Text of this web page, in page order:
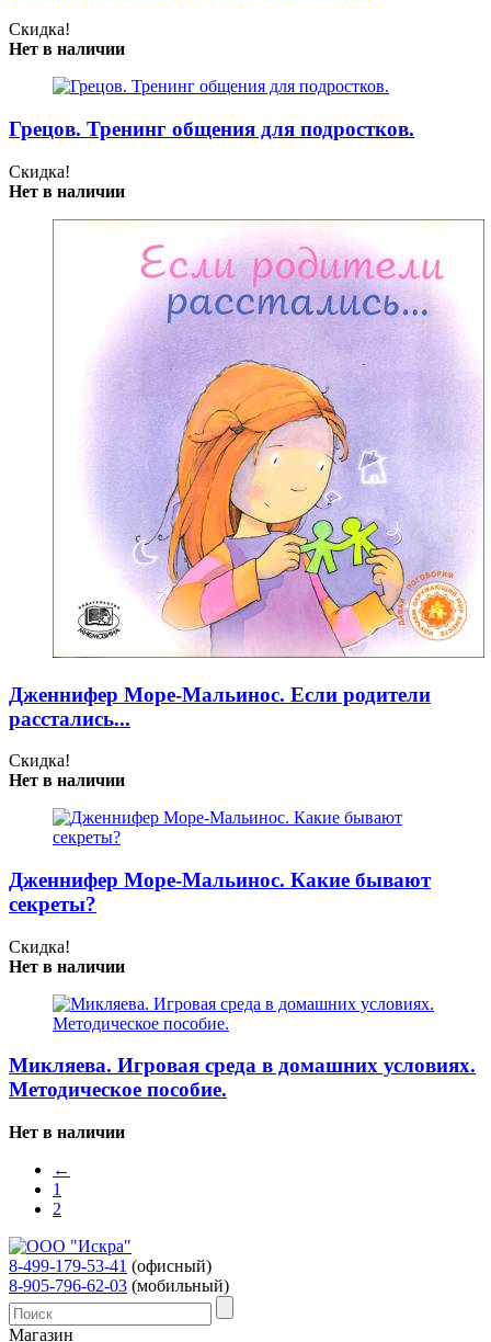
Скидка!
Нет в наличии
Грецов. Тренинг общения для подростков.
Скидка!
Нет в наличии
Дженнифер Море-Мальинос. Если родители
расстались...
Скидка!
Нет в наличии
Дженнифер Море-Мальинос. Какие бывают
секреты?
Скидка!
Нет в наличии
Микляева. Игровая среда в домашних условиях.
Методическое пособие.
Нет в наличии
←
1
2
8-499-179-53-41 (офисный)
8-905-796-62-03 (мобильный)
Магазин